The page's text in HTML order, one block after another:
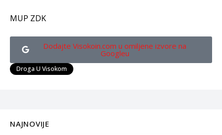
MUP ZDK
Dodajte Visokoin.com u omiljene izvore na
Googleu
Droga U Visokom
NAJNOVIJE